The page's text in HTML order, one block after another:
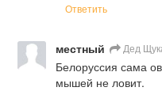
Ответить
местный Дед
Белоруссия сама
мышей не ловит.